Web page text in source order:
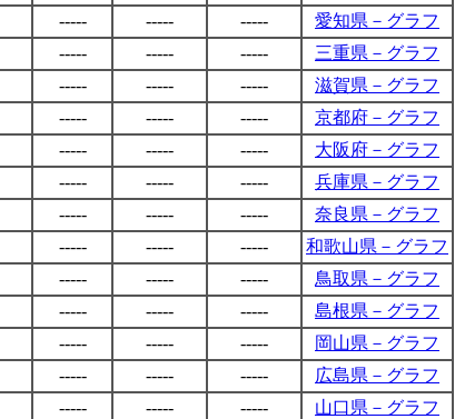
----- ----- -----
愛知県－グラフ
----- ----- -----
三重県－グラフ
----- ----- -----
滋賀県－グラフ
----- ----- -----
京都府－グラフ
----- ----- -----
大阪府－グラフ
----- ----- -----
兵庫県－グラフ
----- ----- -----
奈良県－グラフ
----- ----- -----
和歌山県－グラフ
----- ----- -----
鳥取県－グラフ
----- ----- -----
島根県－グラフ
----- ----- -----
岡山県－グラフ
----- ----- -----
広島県－グラフ
----- ----- -----
山口県－グラフ